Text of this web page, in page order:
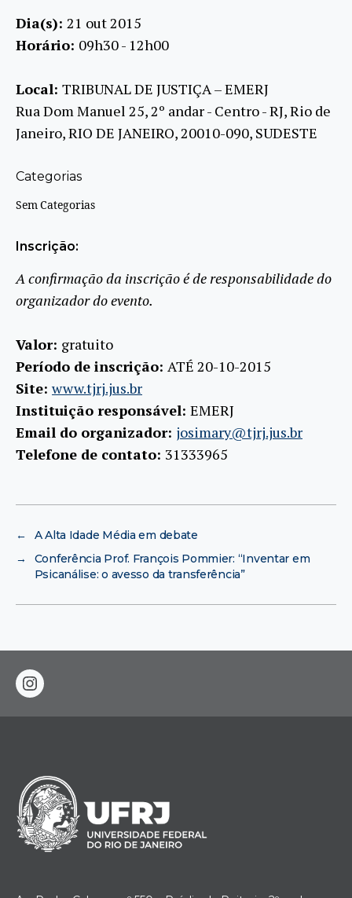
Dia(s): 21 out 2015
Horário: 09h30 - 12h00
Local: TRIBUNAL DE JUSTIÇA – EMERJ
Rua Dom Manuel 25, 2º andar - Centro - RJ, Rio de
Janeiro, RIO DE JANEIRO, 20010-090, SUDESTE
Categorias
Sem Categorias
Inscrição:
A confirmação da inscrição é de responsabilidade do
organizador do evento.
Valor: gratuito
Período de inscrição: ATÉ 20-10-2015
Site:www.tjrj.jus.br
Instituição responsável: EMERJ
Email do organizador: josimary@tjrj.jus.br
Telefone de contato: 31333965
←
A Alta Idade Média em debate
→
Conferência Prof. François Pommier: “Inventar em
Psicanálise: o avesso da transferência”
instagram